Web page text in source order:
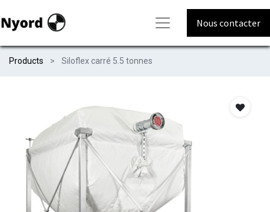
Nous contacter
Products Siloflex carré 5.5 tonnes